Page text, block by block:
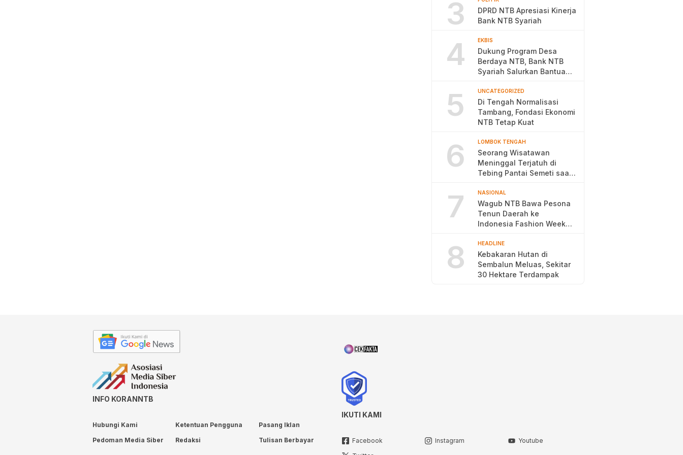
3
DPRD NTB Apresiasi Kinerja
Bank NTB Syariah
4 EKBIS
Dukung Program Desa
Berdaya NTB, Bank NTB
Syariah Salurkan Bantuan
5 UNCATEGORIZED
Di Tengah Normalisasi
Tambang, Fondasi Ekonomi
NTB Tetap Kuat
6 LOMBOK TENGAH
Seorang Wisatawan
Meninggal Terjatuh di
Tebing Pantai Semeti saat
7 NASIONAL
Wagub NTB Bawa Pesona
Tenun Daerah ke
Indonesia Fashion Week
8 HEADLINE
Kebakaran Hutan di
Sembalun Meluas, Sekitar
30 Hektare Terdampak
INFO KORANNTB
Hubungi Kami Ketentuan Pengguna
Pasang Iklan
Pedoman Media Siber
Redaksi Tulisan Berbayar
IKUTI KAMI
Facebook Instagram
Youtube